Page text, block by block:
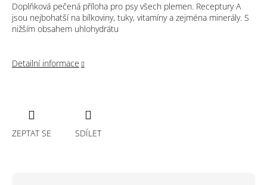
Doplňková pečená příloha pro psy všech plemen. Receptury A
jsou nejbohatší na bílkoviny, tuky, vitamíny a zejména minerály. S
nižším obsahem uhlohydrátu
Detailní informace
ZEPTAT SE SDÍLET